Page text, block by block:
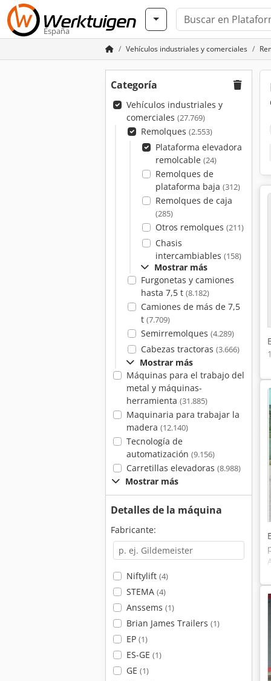
España
Vehículos industriales y comerciales
Categoría
Vehículos industriales y
comerciales (27.769)
Remolques (2.553)
Plataforma elevadora
remolcable (24)
Remolques de
plataforma baja (312)
Remolques de caja
(285)
Otros remolques (211)
Chasis
intercambiables (158)
Mostrar más
Furgonetas y camiones
hasta 7,5 t (8.182)
Camiones de más de 7,5
t (7.709)
Semirremolques (4.289)
Cabezas tractoras (3.666)
Mostrar más
Máquinas para el trabajo del
metal y máquinas-
herramienta (31.885)
Maquinaria para trabajar la
madera (12.140)
Tecnología de
automatización (9.156)
Carretillas elevadoras (8.988)
Mostrar más
Detalles de la máquina
Fabricante:
Niftylift (4)
STEMA (4)
Anssems (1)
Brian James Trailers (1)
EP (1)
ES-GE (1)
GE (1)